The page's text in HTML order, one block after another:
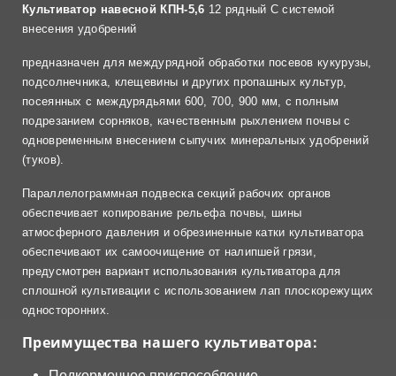
Культиватор навесной КПН-5,6 12 рядный С системой
внесения удобрений
предназначен для междурядной обработки посевов кукурузы,
подсолнечника, клещевины и других пропашных культур,
посеянных с междурядьями 600, 700, 900 мм, с полным
подрезанием сорняков, качественным рыхлением почвы с
одновременным внесением сыпучих минеральных удобрений
(туков).
Параллелограммная подвеска секций рабочих органов
обеспечивает копирование рельефа почвы, шины
атмосферного давления и обрезиненные катки культиватора
обеспечивают их самоочищение от налипшей грязи,
предусмотрен вариант использования культиватора для
сплошной культивации с использованием лап плоскорежущих
односторонних.
Преимущества нашего культиватора: